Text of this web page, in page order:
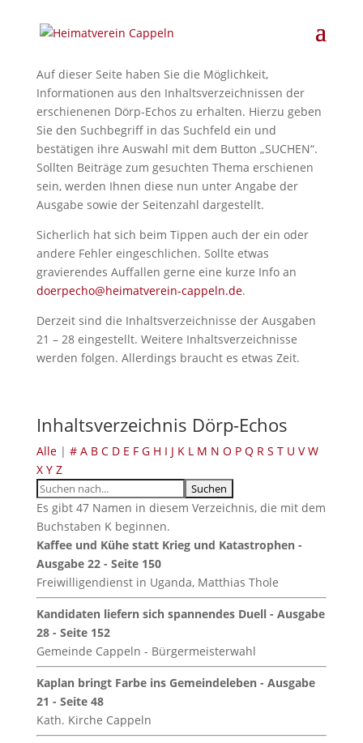
Auf dieser Seite haben Sie die Möglichkeit,
Informationen aus den Inhaltsverzeichnissen der
erschienenen Dörp-Echos zu erhalten. Hierzu geben
Sie den Suchbegriff in das Suchfeld ein und
bestätigen ihre Auswahl mit dem Button „SUCHEN“.
Sollten Beiträge zum gesuchten Thema erschienen
sein, werden Ihnen diese nun unter Angabe der
Ausgabe sowie der Seitenzahl dargestellt.
Sicherlich hat sich beim Tippen auch der ein oder
andere Fehler eingeschlichen. Sollte etwas
gravierendes Auffallen gerne eine kurze Info an
doerpecho@heimatverein-cappeln.de.
Derzeit sind die Inhaltsverzeichnisse der Ausgaben
21 – 28 eingestellt. Weitere Inhaltsverzeichnisse
werden folgen. Allerdings braucht es etwas Zeit.
Inhaltsverzeichnis Dörp-Echos
Alle| # A B C D E F G H I J K L M N O P Q R S T U V W
X Y Z
Es gibt 47 Namen in diesem Verzeichnis, die mit dem
Buchstaben K beginnen.
Kaffee und Kühe statt Krieg und Katastrophen -
Ausgabe 22 - Seite 150
Freiwilligendienst in Uganda, Matthias Thole
Kandidaten liefern sich spannendes Duell - Ausgabe
28 - Seite 152
Gemeinde Cappeln - Bürgermeisterwahl
Kaplan bringt Farbe ins Gemeindeleben - Ausgabe
21 - Seite 48
Kath. Kirche Cappeln